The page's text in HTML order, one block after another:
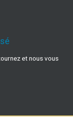
et nous vous